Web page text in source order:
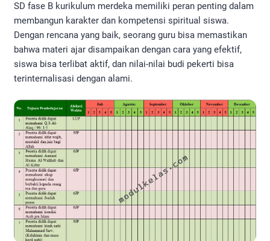
SD fase B kurikulum merdeka memiliki peran penting dalam
membangun karakter dan kompetensi spiritual siswa.
Dengan rencana yang baik, seorang guru bisa memastikan
bahwa materi ajar disampaikan dengan cara yang efektif,
siswa bisa terlibat aktif, dan nilai-nilai budi pekerti bisa
terinternalisasi dengan alami.